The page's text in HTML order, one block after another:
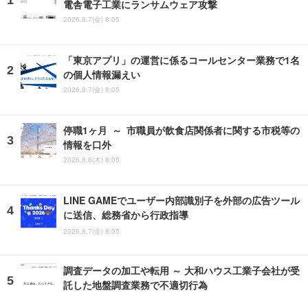
電舎電子工業にランサムウェア攻撃
2026.8.7(金) 8:05
「東京アプリ」の運営に係るコールセンター業務で1名
の個人情報漏えい
2026.8.7(金) 8:05
停職1ヶ月 ～ 市職員が飲食店関係者に関する市税等の
情報を口外
2026.8.6(木) 8:05
LINE GAMEでユーザー内部識別子を外部の広告ツール
に送信、総務省から行政指導
2026.8.7(金) 8:05
調査データの加工や転用 ～ 大和ハウス工業子会社が受
託した地盤調査業務で不適切行為